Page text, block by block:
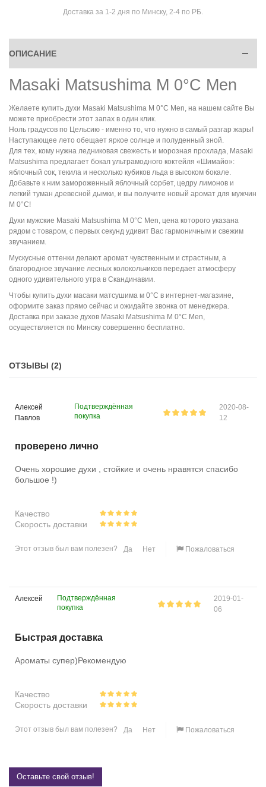
Доставка за 1-2 дня по Минску, 2-4 по РБ.
ОПИСАНИЕ
Masaki Matsushima M 0°C Men
Желаете купить духи Masaki Matsushima M 0°C Men, на нашем сайте Вы
можете приобрести этот запах в один клик.
Ноль градусов по Цельсию - именно то, что нужно в самый разгар жары!
Наступающее лето обещает яркое солнце и полуденный зной.
Для тех, кому нужна ледниковая свежесть и морозная прохлада, Masaki
Matsushima предлагает бокал ультрамодного коктейля «Шимайо»:
яблочный сок, текила и несколько кубиков льда в высоком бокале.
Добавьте к ним замороженный яблочный сорбет, цедру лимонов и
легкий туман древесной дымки, и вы получите новый аромат для мужчин
M 0°С!
Духи мужские Masaki Matsushima M 0°C Men, цена которого указана
рядом с товаром, с первых секунд удивит Вас гармоничным и свежим
звучанием.
Мускусные оттенки делают аромат чувственным и страстным, а
благородное звучание лесных колокольчиков передает атмосферу
одного удивительного утра в Скандинавии.
Чтобы купить духи масаки матсушима м 0°C в интернет-магазине,
оформите заказ прямо сейчас и ожидайте звонка от менеджера.
Доставка при заказе духов Masaki Matsushima M 0°C Men,
осуществляется по Минску совершенно бесплатно.
ОТЗЫВЫ (2)
Алексей
Павлов
Подтверждённая
покупка
2020-08-
12
проверено лично
Очень хорошие духи , стойкие и очень нравятся спасибо
большое !)
Качество
Скорость доставки
Этот отзыв был вам полезен? Да Нет Пожаловаться
Алексей
Подтверждённая
покупка
2019-01-
06
Быстрая доставка
Ароматы супер)Рекомендую
Качество
Скорость доставки
Этот отзыв был вам полезен? Да Нет Пожаловаться
Оставьте свой отзыв!